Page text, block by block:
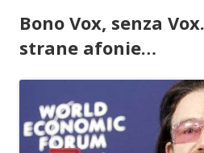
Bono Vox, senza
strane afonie…